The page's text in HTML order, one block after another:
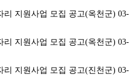
리 지원사업 모집 공고(옥천군) 03-
리 지원사업 모집 공고(옥천군) 03-
리 지원사업 모집 공고(진천군) 03-